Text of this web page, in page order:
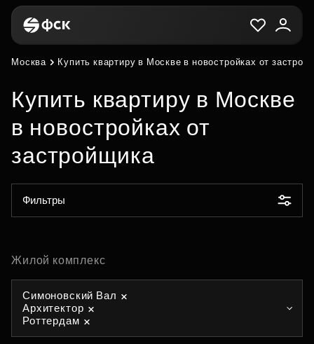
Москва Купить квартиру в Москве в новостройках от
Купить квартиру в Москве
в новостройках от
застройщика
Фильтры
Жилой комплекс
Симоновский Вал
Архитектор
Роттердам